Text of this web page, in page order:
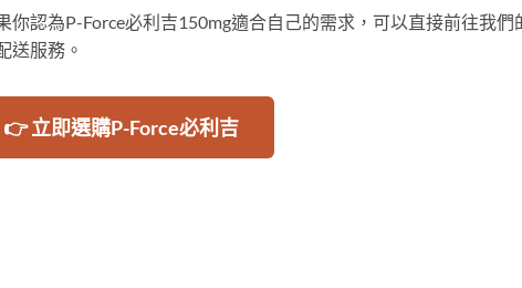
你認為P-Force必利吉150mg適合自己的需求，可以直接前往我們
送服務。
👉 立即選購P-Force必利吉